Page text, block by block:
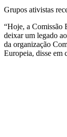
Grupos ativistas
“Hoje, a Comissão
deixar um legado
da organização
Europeia, disse em